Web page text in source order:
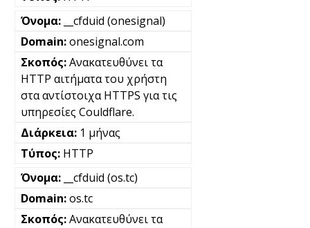
__cfduid (onesignal)
onesignal.com
Ανακατευθύνει τα
HTTP αιτήματα του χρήστη
στα αντίστοιχα HTTPS για τις
υπηρεσίες Couldflare.
1 μήνας
HTTP
__cfduid (os.tc)
os.tc
Ανακατευθύνει τα